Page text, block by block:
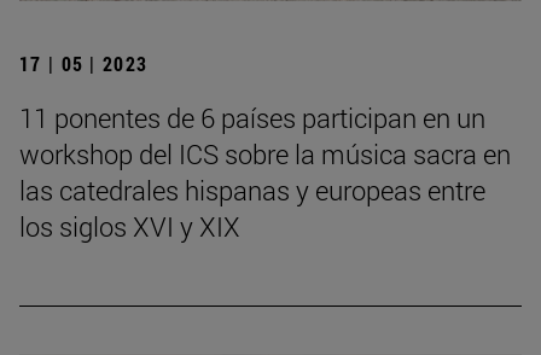
17 | 05 | 2023
11 ponentes de 6 países participan en un
workshop del ICS sobre la música sacra en
las catedrales hispanas y europeas entre
los siglos XVI y XIX